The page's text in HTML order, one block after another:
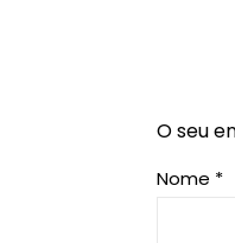
O seu
Nome *